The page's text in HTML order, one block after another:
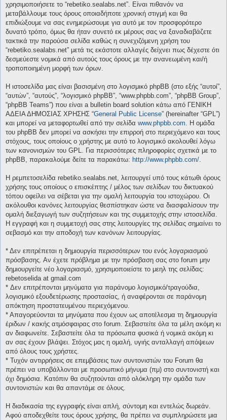
χρησιμοποιήσετε το “rebetiko.sealabs.net”. Είναι πιθανόν να
μεταβάλλουμε τους όρους οποιαδήποτε χρονική στιγμή και θα
επιδιώξουμε να σας ενημερώσουμε για αυτό με τον προσφορότερο
δυνατό τρόπο, όμως θα ήταν συνετό εκ μέρους σας να ξαναδιαβάζετε
τακτικά την παρούσα σελίδα καθώς η συνεχιζόμενη χρήση του
“rebetiko.sealabs.net” μετά τις εκάστοτε αλλαγές δείχνει πως δέχεστε ότι
δεσμεύεστε νομικά από αυτούς τους όρους με την ανανεωμένη και/ή
τροποποιημένη μορφή των όρων.
Η ιστοσελίδα μας είναι βασισμένη στο λογισμικό phpBB (στο εξής “αυτοί”,
“αυτών”, “αυτούς”, “λογισμικό phpBB”, “www.phpbb.com”, “phpBB Group”,
“phpBB Teams”) που είναι a bulletin board solution κάτω από ΓΕΝΙΚΗ
ΑΔΕΙΑ ΔΗΜΟΣΙΑΣ ΧΡΗΣΗΣ “General Public License” (hereinafter “GPL”)
και μπορεί να μεταφορτωθεί από την σελίδα www.phpbb.com. Η ομάδα
του phpBB δεν μπορεί να ασκήσει την επιρροή στο περιεχόμενο και τους
στόχους, τους οποίους ο χρήστης με αυτό το λογισμικό ακολουθεί λόγω
των κανονισμών του GPL. Για περισσότερες πληροφορίες σχετικά με το
phpBB, παρακαλούμε δείτε τα παρακάτω: http://www.phpbb.com/.
Η ρεμπετοσελίδα rebetiko.sealabs.net, λειτουργεί υπό τους κάτωθι όρους
χρήσης τους οποίους ο επισκέπτης / μέλος των σελίδων του δικτυακού
τόπου οφείλει να σέβεται για την ομαλή λειτουργία του ιστοχώρου. Οι
ακόλουθοι κανόνες λειτουργίας θεσπίστηκαν ώστε να διασφαλίσουν την
ομαλή διεξαγωγή των συζητήσεων και της συμμετοχής στην ιστοσελίδα.
Η εγγραφή και η συμμετοχή σας στης λειτουργίες της σελίδας σημαίνει το
σεβασμό και την αποδοχή των κανόνων λειτουργίας.
* Δεν επιτρέπεται η δημιουργία περισσότερων του ενός λογαριασμού
πρόσβασης. Αν έχετε πρόβλημα με την πρόσβαση σας στο forum μην
δημιουργείτε νέο λογαριασμό, χρησιμοποιείστε το μεηλ της σελίδας:
rebetoselida at gmail.com
* Δεν επιτρέπονται μηνύματα για παράνομο λογισμικό/τραγούδια,
λογισμικό εξουδετέρωσης προστασίας, ή αναφέρονται σε παράνομη
απόκτηση προστατευμένου περιεχόμενου.
* Απαγορεύονται τα μηνύματα που έχουν ως αποτέλεσμα τη δημιουργία
έριδων / κακής ατμόσφαιρας στο forum. Σεβαστείτε όλα τα μέλη ακόμη κι
αν διαφωνείτε. Σεβαστείτε όλα τα πρόσωπα φυσικά ή νομικά ακόμη κι
αν σας έχουν βλάψει. Στόχος μας η ομαλή, υγιής ανταλλαγή απόψεων
από όλους τους χρήστες.
* Τυχόν αντιρρήσεις σε επεμβάσεις των συντονιστών του Forum θα
πρέπει να υποβάλλονται με προσωπικό μήνυμα (πμ) στο συντονιστή και
όχι δημόσια. Κατόπιν θα συζητούνται από ολόκληρη την ομάδα των
συντονιστών και θα απαντάμε σε όλους.
Η διαδικασία της εγγραφής είναι απλή, σύντομη και εντελώς δωρεάν.
Αφού αποδεχθείτε τους όρους χρήσης, θα πρέπει να συμπληρώσετε μια